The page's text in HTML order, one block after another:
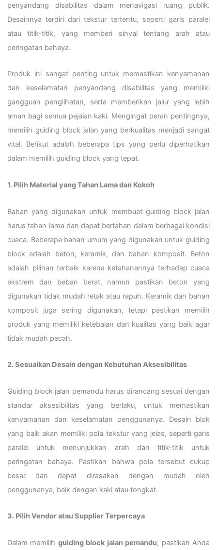
penyandang disabilitas dalam menavigasi ruang publik.
Desainnya terdiri dari tekstur tertentu, seperti garis paralel
atau titik-titik, yang memberi sinyal tentang arah atau
peringatan bahaya.
Produk ini sangat penting untuk memastikan kenyamanan
dan keselamatan penyandang disabilitas yang memiliki
gangguan penglihatan, serta memberikan jalur yang lebih
aman bagi semua pejalan kaki. Mengingat peran pentingnya,
memilih guiding block jalan yang berkualitas menjadi sangat
vital. Berikut adalah beberapa tips yang perlu diperhatikan
dalam memilih guiding block yang tepat.
1. Pilih Material yang Tahan Lama dan Kokoh
Bahan yang digunakan untuk membuat guiding block jalan
harus tahan lama dan dapat bertahan dalam berbagai kondisi
cuaca. Beberapa bahan umum yang digunakan untuk guiding
block adalah beton, keramik, dan bahan komposit. Beton
adalah pilihan terbaik karena ketahanannya terhadap cuaca
ekstrem dan beban berat, namun pastikan beton yang
digunakan tidak mudah retak atau rapuh. Keramik dan bahan
komposit juga sering digunakan, tetapi pastikan memilih
produk yang memiliki ketebalan dan kualitas yang baik agar
tidak mudah pecah.
2. Sesuaikan Desain dengan Kebutuhan Aksesibilitas
Guiding block jalan pemandu harus dirancang sesuai dengan
standar aksesibilitas yang berlaku, untuk memastikan
kenyamanan dan keselamatan penggunanya. Desain blok
yang baik akan memiliki pola tekstur yang jelas, seperti garis
paralel untuk menunjukkan arah dan titik-titik untuk
peringatan bahaya. Pastikan bahwa pola tersebut cukup
besar dan dapat dirasakan dengan mudah oleh
penggunanya, baik dengan kaki atau tongkat.
3. Pilih Vendor atau Supplier Terpercaya
Dalam memilih guiding block jalan pemandu, pastikan Anda